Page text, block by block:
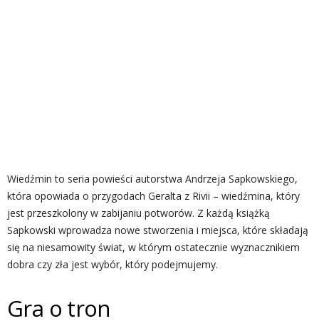
Wiedźmin to seria powieści autorstwa Andrzeja Sapkowskiego,
która opowiada o przygodach Geralta z Rivii – wiedźmina, który
jest przeszkolony w zabijaniu potworów. Z każdą książką
Sapkowski wprowadza nowe stworzenia i miejsca, które składają
się na niesamowity świat, w którym ostatecznie wyznacznikiem
dobra czy zła jest wybór, który podejmujemy.
Gra o tron